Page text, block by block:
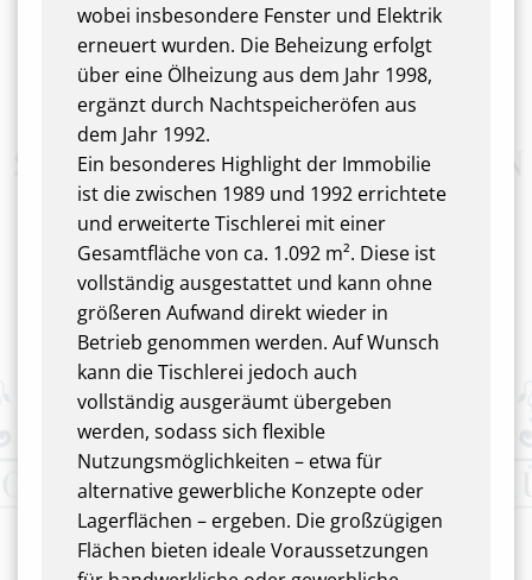
wobei insbesondere Fenster und Elektrik
erneuert wurden. Die Beheizung erfolgt
über eine Ölheizung aus dem Jahr 1998,
ergänzt durch Nachtspeicheröfen aus
dem Jahr 1992.
Ein besonderes Highlight der Immobilie
ist die zwischen 1989 und 1992 errichtete
und erweiterte Tischlerei mit einer
Gesamtfläche von ca. 1.092 m². Diese ist
vollständig ausgestattet und kann ohne
größeren Aufwand direkt wieder in
Betrieb genommen werden. Auf Wunsch
kann die Tischlerei jedoch auch
vollständig ausgeräumt übergeben
werden, sodass sich flexible
Nutzungsmöglichkeiten – etwa für
alternative gewerbliche Konzepte oder
Lagerflächen – ergeben. Die großzügigen
Flächen bieten ideale Voraussetzungen